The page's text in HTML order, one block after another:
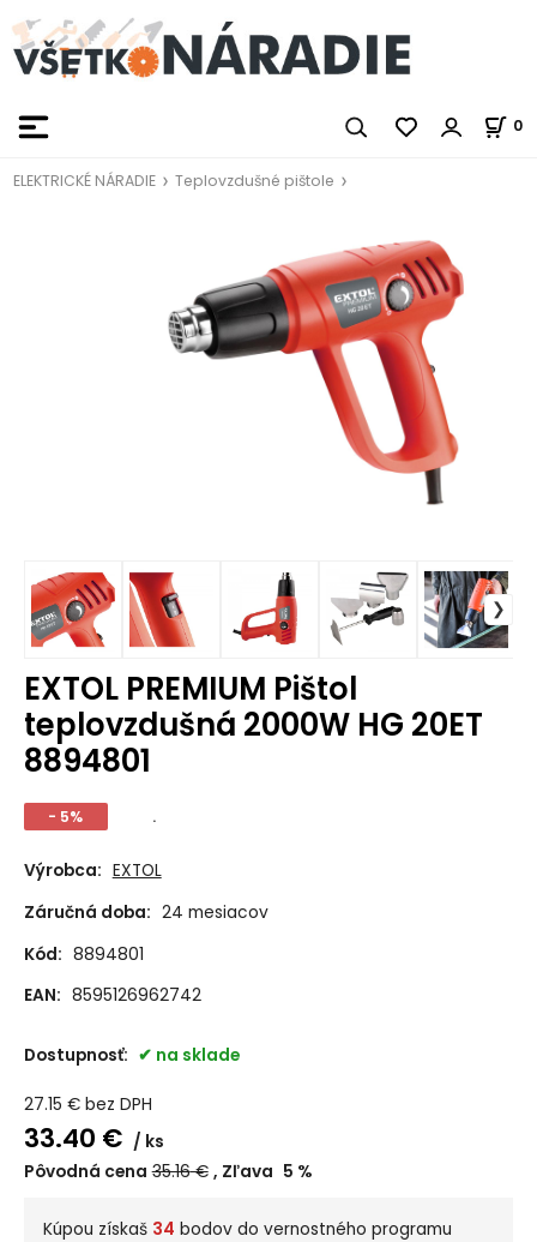
0
ELEKTRICKÉ NÁRADIE Teplovzdušné pištole
EXTOL PREMIUM Pištol
teplovzdušná 2000W HG 20ET
8894801
- 5% .
Výrobca: EXTOL
Záručná doba: 24 mesiacov
Kód: 8894801
EAN: 8595126962742
Dostupnosť: na sklade
27.15 € bez DPH
33.40 €
ks
Pôvodná cena 35.16€ Zľava 5 %
Kúpou získaš 34 bodov do vernostného programu